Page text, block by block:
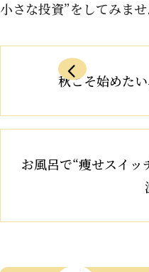
小さな投資”をしてみませ
秋こそ始めた
お風呂で“痩せスイッ